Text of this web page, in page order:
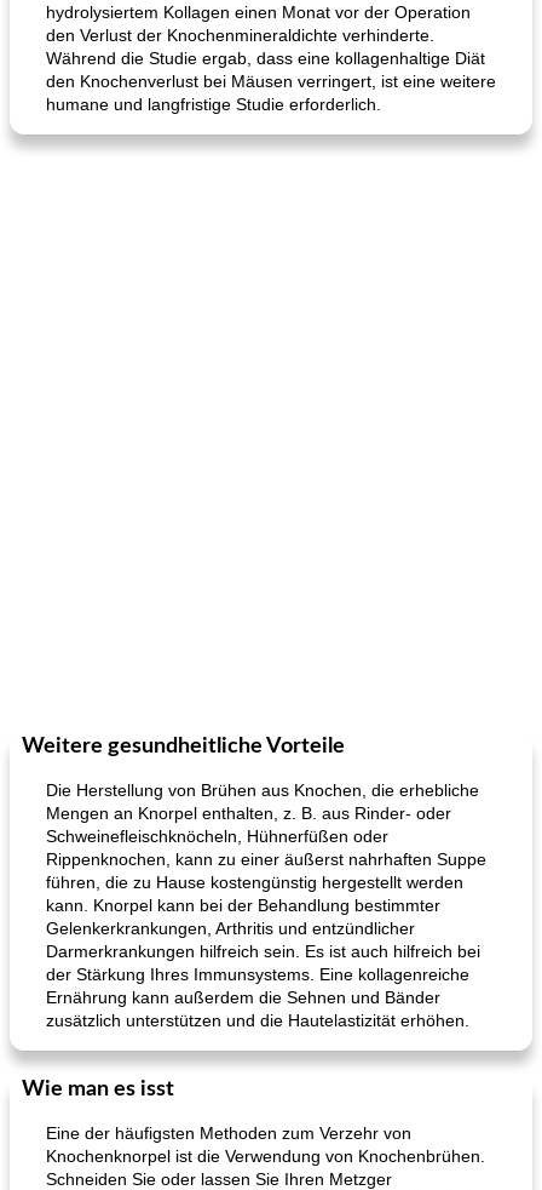
hydrolysiertem Kollagen einen Monat vor der Operation
den Verlust der Knochenmineraldichte verhinderte.
Während die Studie ergab, dass eine kollagenhaltige Diät
den Knochenverlust bei Mäusen verringert, ist eine weitere
humane und langfristige Studie erforderlich.
Weitere gesundheitliche Vorteile
Die Herstellung von Brühen aus Knochen, die erhebliche
Mengen an Knorpel enthalten, z. B. aus Rinder- oder
Schweinefleischknöcheln, Hühnerfüßen oder
Rippenknochen, kann zu einer äußerst nahrhaften Suppe
führen, die zu Hause kostengünstig hergestellt werden
kann. Knorpel kann bei der Behandlung bestimmter
Gelenkerkrankungen, Arthritis und entzündlicher
Darmerkrankungen hilfreich sein. Es ist auch hilfreich bei
der Stärkung Ihres Immunsystems. Eine kollagenreiche
Ernährung kann außerdem die Sehnen und Bänder
zusätzlich unterstützen und die Hautelastizität erhöhen.
Wie man es isst
Eine der häufigsten Methoden zum Verzehr von
Knochenknorpel ist die Verwendung von Knochenbrühen.
Schneiden Sie oder lassen Sie Ihren Metzger